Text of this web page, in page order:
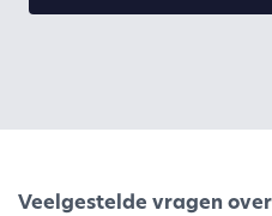
Veelgestelde vragen